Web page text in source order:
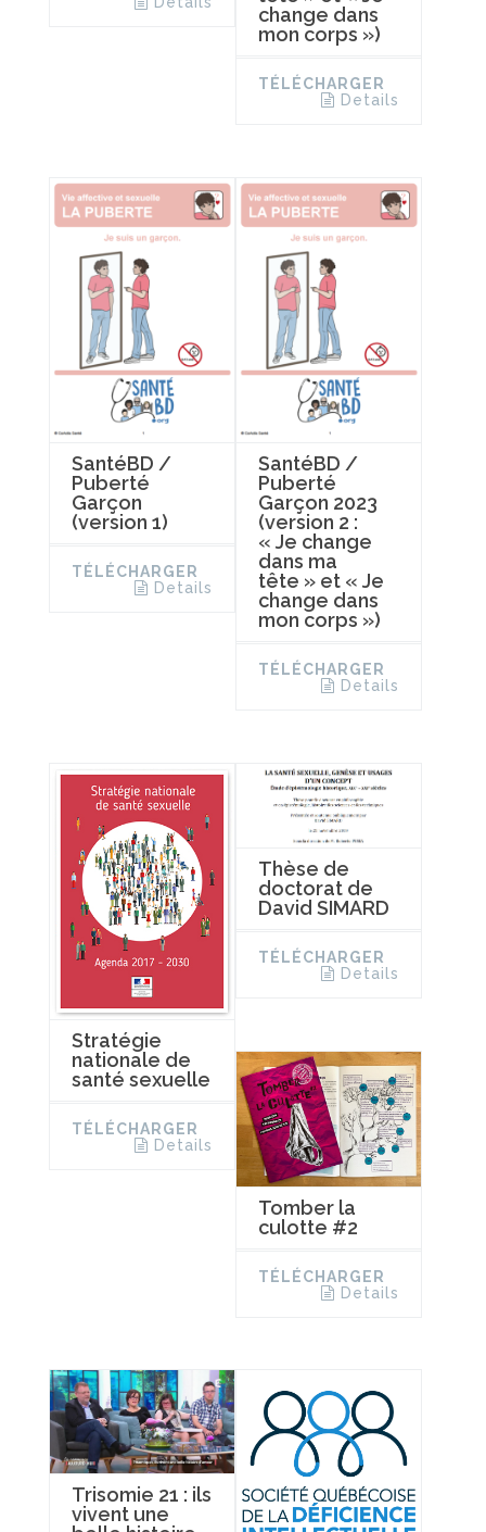
change dans
mon corps »)
TÉLÉCHARGER
Details
SantéBD /
Puberté
Garçon
(version 1)
TÉLÉCHARGER
Details
SantéBD /
Puberté
Garçon 2023
(version 2 :
« Je change
dans ma
tête » et « Je
change dans
mon corps »)
TÉLÉCHARGER
Details
Stratégie
nationale de
santé sexuelle
TÉLÉCHARGER
Details
Thèse de
doctorat de
David SIMARD
TÉLÉCHARGER
Details
Tomber la
culotte #2
TÉLÉCHARGER
Details
Trisomie 21 : ils
vivent une